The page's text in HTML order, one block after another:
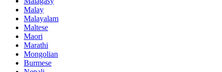
Malay
Malayalam
Maltese
Maori
Marathi
Mongolian
Burmese